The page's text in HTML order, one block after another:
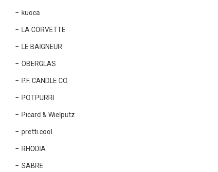
kuoca
LA CORVETTE
LE BAIGNEUR
OBERGLAS
P.F. CANDLE CO.
POTPURRI
Picard & Wielpütz
pretti.cool
RHODIA
SABRE